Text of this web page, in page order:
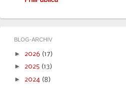
BLOG-ARCHIV
► 2026 (17)
► 2025 (13)
► 2024 (8)